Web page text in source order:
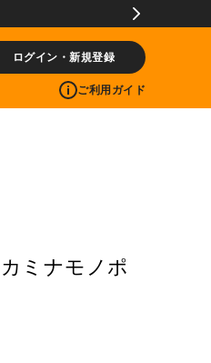
ログイン・新規登録
ご利用ガイド
ミナモノポ